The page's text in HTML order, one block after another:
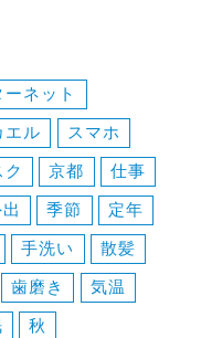
ーネット
エル
スマホ
ク 京都
仕事
季節
定年
手洗い
散髪
歯磨き
気温
秋